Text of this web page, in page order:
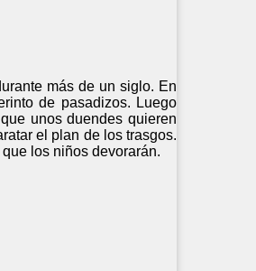
más de un siglo. En
de pasadizos. Luego
unos duendes quieren
el plan de los trasgos.
los niños devorarán.